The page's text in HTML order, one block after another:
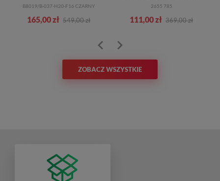
B8019/B-037-H20-F16 CZARNY
165,00 zł 549,00 zł
2655 785
111,00 zł 369,00 zł
ZOBACZ WSZYSTKIE